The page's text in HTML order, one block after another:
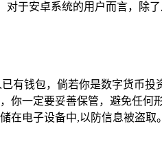
于安卓系统的用户而言，除
有钱包，倘若你是数字货币
一定要妥善保管，避免任何
在电子设备中,以防信息被盗取。